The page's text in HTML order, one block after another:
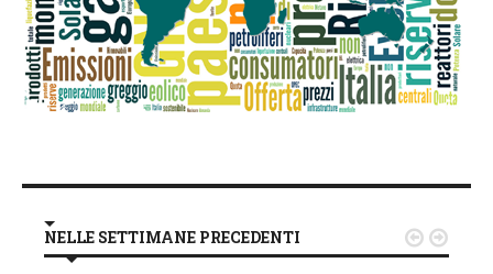
NELLE SETTIMANE PRECEDENTI  